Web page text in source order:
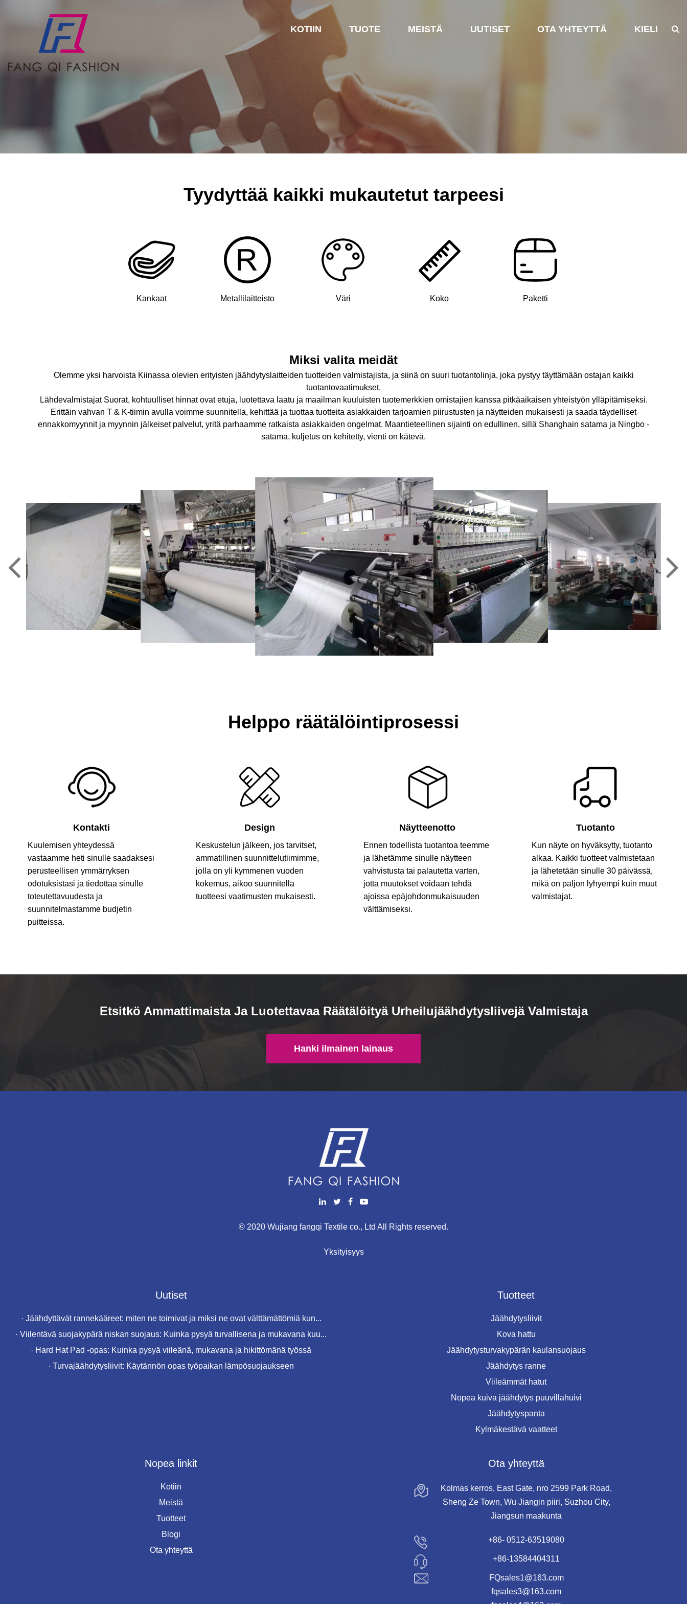
KOTIIN TUOTE MEISTÄ UUTISET OTA YHTEYTTÄ KIELI
Tyydyttää kaikki mukautetut tarpeesi
Kankaat Metallilaitteisto Väri Koko Paketti
Miksi valita meidät
Olemme yksi harvoista Kiinassa olevien erityisten jäähdytyslaitteiden tuotteiden valmistajista, ja siinä on suuri tuotantolinja, joka pystyy täyttämään ostajan kaikki
tuotantovaatimukset.
Lähdevalmistajat Suorat, kohtuulliset hinnat ovat etuja, luotettava laatu ja maailman kuuluisten tuotemerkkien omistajien kanssa pitkäaikaisen yhteistyön ylläpitämiseksi.
Erittäin vahvan T & K-tiimin avulla voimme suunnitella, kehittää ja tuottaa tuotteita asiakkaiden tarjoamien piirustusten ja näytteiden mukaisesti ja saada täydelliset
ennakkomyynnit ja myynnin jälkeiset palvelut, yritä parhaamme ratkaista asiakkaiden ongelmat. Maantieteellinen sijainti on edullinen, sillä Shanghain satama ja Ningbo -
satama, kuljetus on kehitetty, vienti on kätevä.
Helppo räätälöintiprosessi
Kontakti
Kuulemisen yhteydessä
vastaamme heti sinulle saadaksesi
perusteellisen ymmärryksen
odotuksistasi ja tiedottaa sinulle
toteutettavuudesta ja
suunnitelmastamme budjetin
puitteissa.
Design
Keskustelun jälkeen, jos tarvitset,
ammatillinen suunnittelutiimimme,
jolla on yli kymmenen vuoden
kokemus, aikoo suunnitella
tuotteesi vaatimusten mukaisesti.
Näytteenotto
Ennen todellista tuotantoa teemme
ja lähetämme sinulle näytteen
vahvistusta tai palautetta varten,
jotta muutokset voidaan tehdä
ajoissa epäjohdonmukaisuuden
välttämiseksi.
Tuotanto
Kun näyte on hyväksytty, tuotanto
alkaa. Kaikki tuotteet valmistetaan
ja lähetetään sinulle 30 päivässä,
mikä on paljon lyhyempi kuin muut
valmistajat.
Etsitkö Ammattimaista Ja Luotettavaa Räätälöityä Urheilujäähdytysliivejä Valmistaja
Hanki ilmainen lainaus
© 2020 Wujiang fangqi Textile co., Ltd All Rights reserved.
Yksityisyys
Uutiset
· Jäähdyttävät rannekääreet: miten ne toimivat ja miksi ne ovat välttämättömiä kun...
· Viilentävä suojakypärä niskan suojaus: Kuinka pysyä turvallisena ja mukavana kuu...
· Hard Hat Pad -opas: Kuinka pysyä viileänä, mukavana ja hikittömänä työssä
· Turvajäähdytysliivit: Käytännön opas työpaikan lämpösuojaukseen
Tuotteet
Jäähdytysliivit
Kova hattu
Jäähdytysturvakypärän kaulansuojaus
Jäähdytys ranne
Viileämmät hatut
Nopea kuiva jäähdytys puuvillahuivi
Jäähdytyspanta
Kylmäkestävä vaatteet
Nopea linkit
Kotiin
Meistä
Tuotteet
Blogi
Ota yhteyttä
Ota yhteyttä
Kolmas kerros, East Gate, nro 2599 Park Road,
Sheng Ze Town, Wu Jiangin piiri, Suzhou City,
Jiangsun maakunta
+86- 0512-63519080
+86-13584404311
FQsales1@163.com
fqsales3@163.com